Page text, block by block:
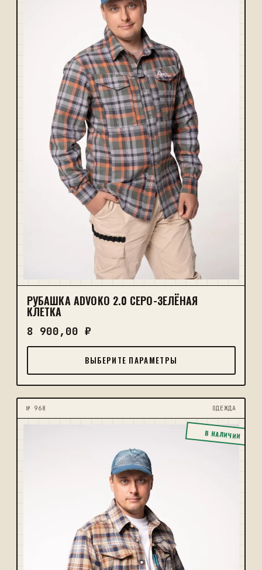
РУБАШКА ADVOKO 2.0 СЕРО-ЗЕЛЁНАЯ
КЛЕТКА
8 900,00 ₽
ВЫБЕРИТЕ ПАРАМЕТРЫ
№ 968 ОДЕЖДА
В НАЛИЧИИ